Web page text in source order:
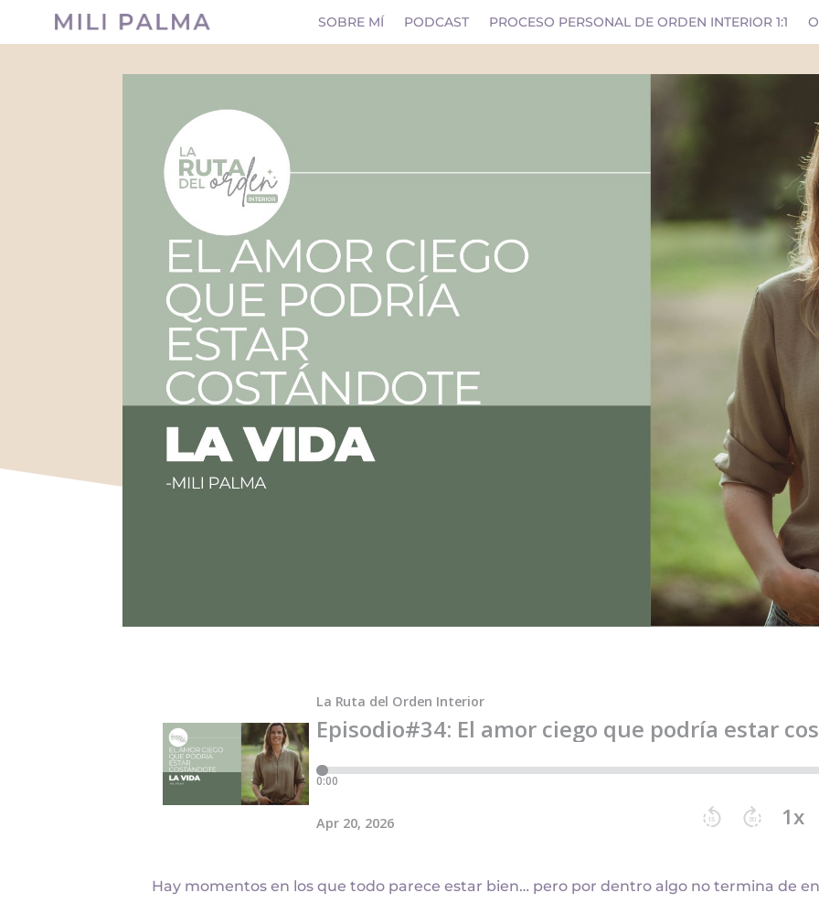
SOBRE MÍ PODCAST PROCESO PERSONAL DE ORDEN INTERIOR 1:1
Hay momentos en los que todo parece estar bien… pero por dentro algo no termina de